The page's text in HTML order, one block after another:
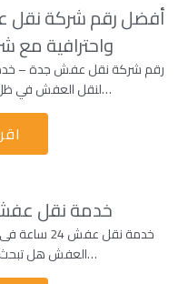
أفضل رقم شركة نقل
واحترافية مع
رقم شركة نقل عفش جدة –
لنقل العفش في ظل التنقل المستمر بين المنازل…
خدمة نقل عفش 24 ساعة فى
خدمة نقل
العفش هل تبحث عن خدمة نقل عفش 24…